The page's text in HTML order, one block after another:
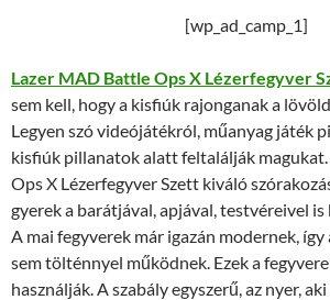
[wp_ad_camp_1]
Lazer MAD Battle Ops X Lézerfegyver
sem kell, hogy a kisfiúk rajonganak a
Legyen szó videójátékról, műanyag játék
kisfiúk pillanatok alatt feltalálják
Ops X Lézerfegyver Szett kiváló
gyerek a barátjával, apjával, testvéreivel
A mai fegyverek már igazán modernek,
sem tölténnyel működnek. Ezek a
használják. A szabály egyszerű, az nyer,